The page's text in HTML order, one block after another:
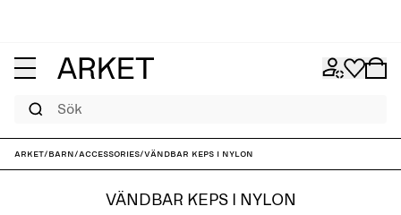
ARKET/Barn/Accessories/Vändbar keps i nylon
VÄNDBAR KEPS I NYLON